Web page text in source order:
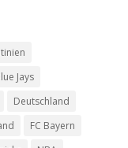
Jays
Deutschland
FC Bayern